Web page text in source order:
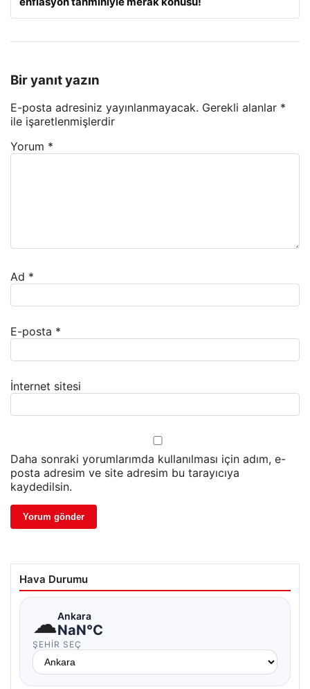
Bir yanıt yazın
E-posta adresiniz yayınlanmayacak. Gerekli alanlar *
ile işaretlenmişlerdir
Yorum *
Ad *
E-posta *
İnternet sitesi
Daha sonraki yorumlarımda kullanılması için adım, e-
posta adresim ve site adresim bu tarayıcıya
kaydedilsin.
Hava Durumu
☁Ankara
NaN°C
ŞEHIR SEÇ